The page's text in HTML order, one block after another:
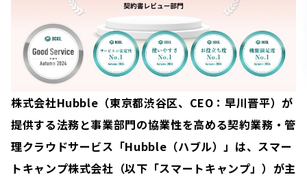
株式会社Hubble（東京都渋谷区、CEO：早川晋平）が
提供する法務と事業部門の協業性を高める契約業務・管
理クラウドサービス「Hubble（ハブル）」は、スマー
トキャンプ株式会社（以下「スマートキャンプ」）が主